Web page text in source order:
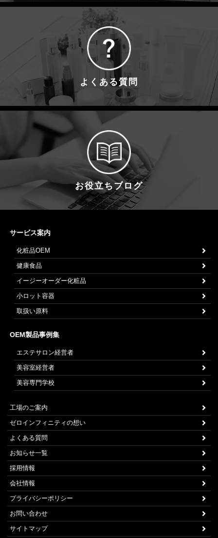
よくある質問
お役立ちブログ
サービス案内
化粧品OEM
健康食品
イージーオーダー化粧品
小ロット容器
取扱い原料
OEM製品事例集
エステサロン経営者
美容室経営者
美容専門学校
工場のご案内
ゼロインフィニティの想い
よくある質問
お知らせ一覧
採用情報
会社情報
プライバシーポリシー
お問い合わせ
サイトマップ